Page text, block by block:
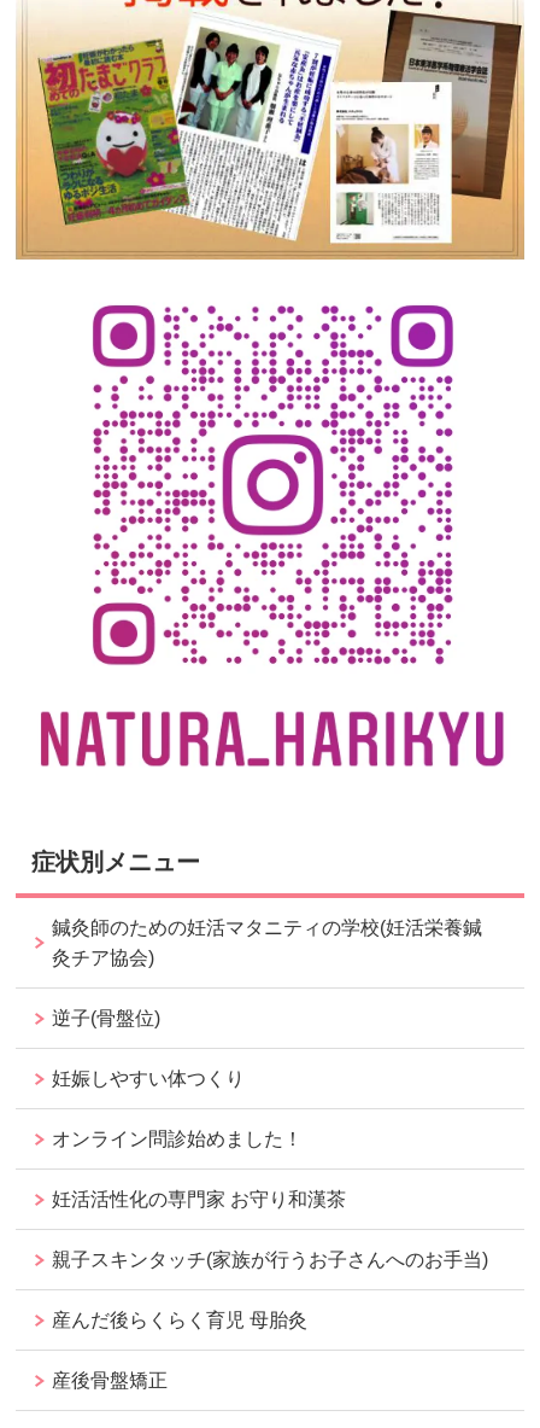
症状別メニュー
鍼灸師のための妊活マタニティの学校(妊活栄養鍼
灸チア協会)
逆子(骨盤位)
妊娠しやすい体つくり
オンライン問診始めました！
妊活活性化の専門家 お守り和漢茶
親子スキンタッチ(家族が行うお子さんへのお手当)
産んだ後らくらく育児 母胎灸
産後骨盤矯正